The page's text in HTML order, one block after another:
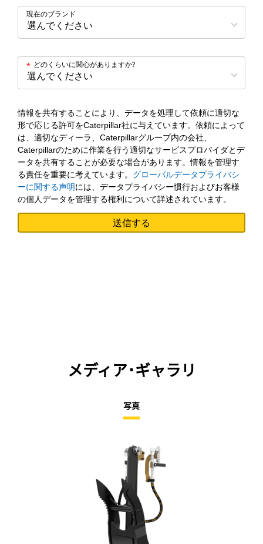
現在のブランド
どのくらいに関心がありますか?
*
情報を共有することにより、データを処理して依頼に適切な
形で応じる許可をCaterpillar社に与えています。依頼によって
は、適切なディーラ、Caterpillarグループ内の会社、
Caterpillarのために作業を行う適切なサービスプロバイダとデ
ータを共有することが必要な場合があります。情報を管理す
る責任を重要に考えています。 グローバルデータプライバシ
ーに関する声明には、データプライバシー慣行およびお客様
の個人データを管理する権利について詳述されています。
メディア･ギャラリ
写真